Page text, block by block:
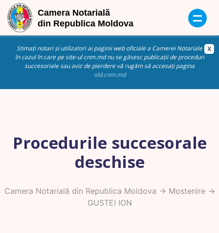
Stimați notari și utilizatori ai paginii web oficiale a Camerei Notariale
în cazul în care pe site-ul cnm.md nu se găsesc publicații de proceduri
succesoriale sau aviz de pierdere vă rugăm să accesați pagina
old.cnm.md
Procedurile succesorale
deschise
Camera Notarială din Republica Moldova -> Mostenire->
GUSTEI ION